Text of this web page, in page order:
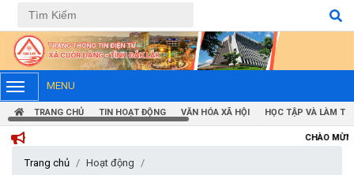
Tiếng Việt Tiếng Anh
MENU
TRANG CHỦ TIN HOẠT ĐỘNG VĂN HÓA XÃ HỘI HỌC TẬP VÀ LÀM
CHÀO MỪNG BẠN ĐẾN
Trang chủ Hoạt động